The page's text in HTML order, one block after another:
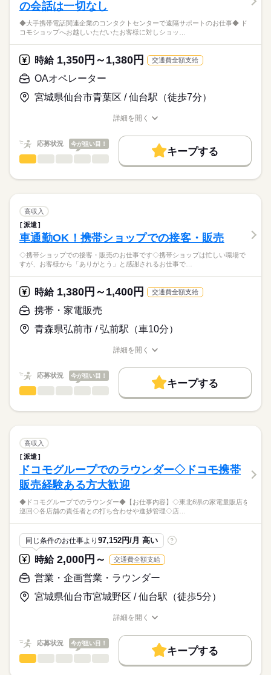
働き方・環境
派遣活躍中
英語不要
◇週払制度もあります（社内規定あり）。
休日・休暇 月曜 火曜 水曜 木曜 金曜 土曜 日曜 祝日
※月に２日程度の希望休暇申請可。
（シフト表は月末作成）
業界 IT・通信関連
大手企業で安心して働ける環境です♪
◆仙台駅から徒歩圏内
◆服装はオフィスカジュアル
◆綺麗なオフィスです♪
20代活躍
就業時間・曜日
残20未満
働き方・環境
大手企業
服装自由 週払い 禁煙・分煙
駅5分以内
派遣活躍中
英語不要
・スマホやタブレット、インターネット光回線の
・来店予約受付および店舗への経路案内。
・スマホ教室の受講予約。
・専用端末（ALADIN）操作・入力♪
※派遣先での研修制度が整っている環境です♪
（女性が多い職場ですが、男性も大歓迎♪）
応募資格
◇長期勤務できる方
◇PC操作可能な方
◇ドコモ経験ある方
◇携帯電話販売経験ある方
（所要時間は15～30分程度）
月収例：218,400円～ +残業代
（時給×8時間×21日） +残業代
≪福利厚生完備≫
社会保険、厚生年金、有給休暇、健康診断など
◇週払制度もあります（社内規定あり）。
期間・時間
9：45～18：45（各休憩60分）
※残業5～10時間/月
休日・休暇 月曜 火曜 水曜 木曜 金曜 土曜 日曜 祝日
週休2日シフト制
※月に２日程度の希望休暇申請可。
>詳しい募集要項をすべて見る
応募する
の会話は一切なし
◆大手携帯電話関連企業のコンタクトセンターで遠隔サポートのお仕事◆ ド
コモショップへお越しいただいたお客様に対しショッ…
時給1,350円～1,380円 交通費全額支給
OAオペレーター
宮城県仙台市青葉区 / 仙台駅（徒歩7分）
多い年齢層 低い
男女の割合 男性 女性
仕事の仕方
職場の様子 しずか にぎやか
業界 IT・通信関連
大手企業で安心して働ける環境です♪
◆仙台駅から徒歩圏内
◆服装はオフィスカジュアル
基本特徴
20代活躍
30代活躍
就業時間・曜日
残20未満
働き方・環境
大手企業
服装自由 週払い
派遣活躍中
英語不要
続きを読む
ドコモショップへお越しいただいたお客様に対し
ショップスタッフを経由し
遠隔サポートをしていただきます♪
・初期設定や簡単な操作に関してお遠隔操作
・お客様との直接の会話はありません
（すべてショップスタッフからの指示により操作します）
※操作に関しては初期設定等の
簡単なサポートになります。
イレギュラーな案内はほとんどありません。
※派遣先での研修制度が整っている環境です♪
応募資格
◇ドコモショップ経験ある方歓迎
◇携帯電話販売経験ある方（必須）
◇キャリアショップ経験ある方大歓迎
来社不要！自宅にいながらカンタン派遣登録
（所要時間は15～30分程度）
時給1350円～（ドコモ経験者は時給1380円～）
月収例：226,800円～ +残業代
（時給×8時間×21日） +残業代
≪福利厚生完備≫
社会保険、厚生年金、有給休暇、健康診断など
◇週払制度もあります（社内規定あり）。
続きを読む
期間・時間
9：45～18：45（各休憩60分）
※残業5～10時間/月
休日・休暇 月曜 火曜 水曜 木曜 金曜 土曜 日曜 祝日
週休2日シフト制
※月に２日程度の希望休暇申請可。
（シフト表は月末作成）
>詳しい募集要項をすべて見る
応募する
詳細を開く
応募状況 今が狙い目！
キープする
高収入
派遣
車通勤OK！携帯ショップでの接客・販売
◇携帯ショップでの接客・販売のお仕事です◇携帯ショップは忙しい職場で
すが、お客様から「ありがとう」と感謝されるお仕事で…
時給1,380円～1,400円 交通費全額支給
携帯・家電販売
青森県弘前市 / 弘前駅（車10分）
多い年齢層 低い
男女の割合 男性 女性
仕事の仕方
職場の様子 しずか
業界 流通・小売関連
◆制服があるので楽チン
◆綺麗なオフィスです♪
◆しっかりした研修体制が整っています♪
★★女性活躍中★★
お仕事の特徴
基本特徴
未経験OK
新卒・第二 20代活躍 続きを読む
お客様から「ありがとう」と
感謝されるお仕事です。
数ヶ月の研修もありますので
まじめに取り組んでいただければ大丈夫！！
【お仕事内容】
スマホ＆携帯電話の商品説明、
専用端末への入力、
故障修理受付、店内ディスプレイ等。
◇未経験の方でも大丈夫！
丁寧で親切な指導があります♪
≪福利厚生完備≫
社会保険、厚生年金、有給休暇、健康診断など
◇週払制度もあります（社内規定あり）。
応募資格
◆明るく取り組める方歓迎！！
◆長期でお仕事したい方にオススメです！
◆ドコモでのお仕事経験ある方、大歓迎
20～30代が多数活躍中！！
（所要時間は15～30分程度）
給与 時給
1380円～1400
ドコモ経験ある方は、時給1400円スタート！
詳細を開く
応募状況 今が狙い目！
キープする
高収入
派遣
ドコモグループでのラウンダー◇ドコモ携帯
販売経験ある方大歓迎
◆ドコモグループでのラウンダー◆【お仕事内容】◇東北6県の家電量販店を
巡回◇各店舗の責任者との打ち合わせや進捗管理◇店…
同じ条件のお仕事より 97,152円/月 高い ?
時給2,000円～ 交通費全額支給
営業・企画営業・ラウンダー
宮城県仙台市宮城野区 / 仙台駅（徒歩5分）
多い年齢層 低い
営業・企画営業・ラウンダー
詳細を開く
応募状況 今が狙い目！
キープする